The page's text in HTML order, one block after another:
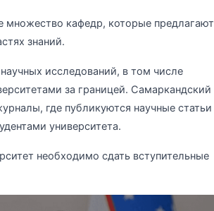
множество кафедр, которые предлагают
знаний.
исследований, в том числе
за границей. Самаркандский
где публикуются научные статьи
университета.
необходимо сдать вступительные